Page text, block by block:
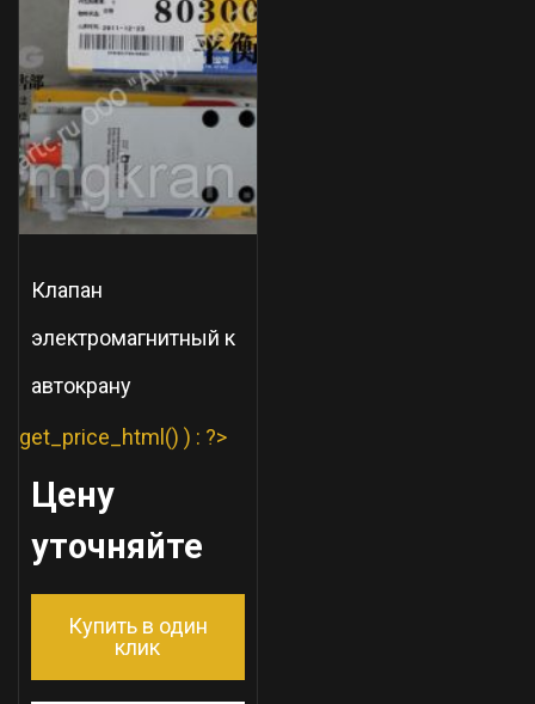
Клапан
электромагнитный к
автокрану
get_price_html() ) : ?>
Цену
уточняйте
Купить в один
клик